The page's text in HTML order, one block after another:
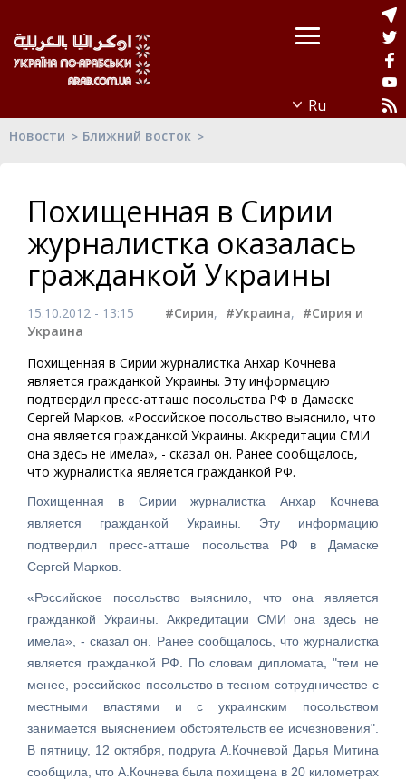
Новости Ближний восток
Похищенная в Сирии
журналистка оказалась
гражданкой Украины
15.10.2012 - 13:15 #Сирия, #Украина, #Сирия и
Украина
Похищенная в Сирии журналистка Анхар Кочнева
является гражданкой Украины. Эту информацию
подтвердил пресс-атташе посольства РФ в Дамаске
Сергей Марков. «Российское посольство выяснило, что
она является гражданкой Украины. Аккредитации СМИ
она здесь не имела», - сказал он. Ранее сообщалось,
что журналистка является гражданкой РФ.
Похищенная в Сирии журналистка Анхар Кочнева
является гражданкой Украины. Эту информацию
подтвердил пресс-атташе посольства РФ в Дамаске
Сергей Марков.
«Российское посольство выяснило, что она является
гражданкой Украины. Аккредитации СМИ она здесь не
имела», - сказал он. Ранее сообщалось, что журналистка
является гражданкой РФ. По словам дипломата, "тем не
менее, российское посольство в тесном сотрудничестве с
местными властями и с украинским посольством
занимается выяснением обстоятельств ее исчезновения".
В пятницу, 12 октября, подруга А.Кочневой Дарья Митина
сообщила, что А.Кочнева была похищена в 20 километрах